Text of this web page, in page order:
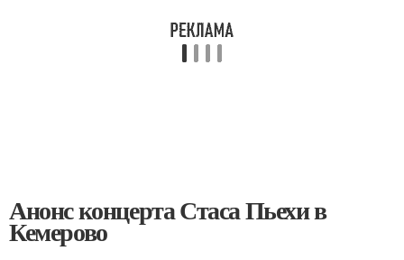
Анонс концерта Стаса Пьехи в
Кемерово